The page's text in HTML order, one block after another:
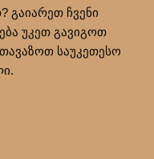
გაიარეთ ჩვენი
უკეთ გავიგოთ
საუკეთესო